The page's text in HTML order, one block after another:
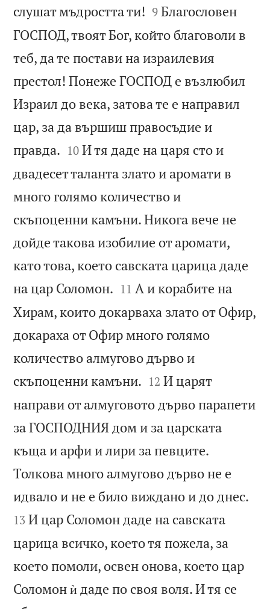
слушат мъдростта ти! 

9 Благословен
ГОСПОД, твоят Бог, който благоволи в
теб, да те постави на израилевия
престол! Понеже ГОСПОД е възлюбил
Израил до века, затова те е направил
цар, за да вършиш правосъдие и
правда. 

10 И тя даде на царя сто и
двадесет таланта злато и аромати в
много голямо количество и
скъпоценни камъни. Никога вече не
дойде такова изобилие от аромати,
като това, което савската царица даде
на цар Соломон. 

11 А и корабите на
Хирам, които докарваха злато от Офир,
докараха от Офир много голямо
количество алмугово дърво и
скъпоценни камъни. 

12 И царят
направи от алмуговото дърво парапети
за ГОСПОДНИЯ дом и за царската
къща и арфи и лири за певците.
Толкова много алмугово дърво не е
идвало и не е било виждано и до днес.
13 И цар Соломон даде на савската
царица всичко, което тя пожела, за
което помоли, освен онова, което цар
Соломон ѝ даде по своя воля. И тя се